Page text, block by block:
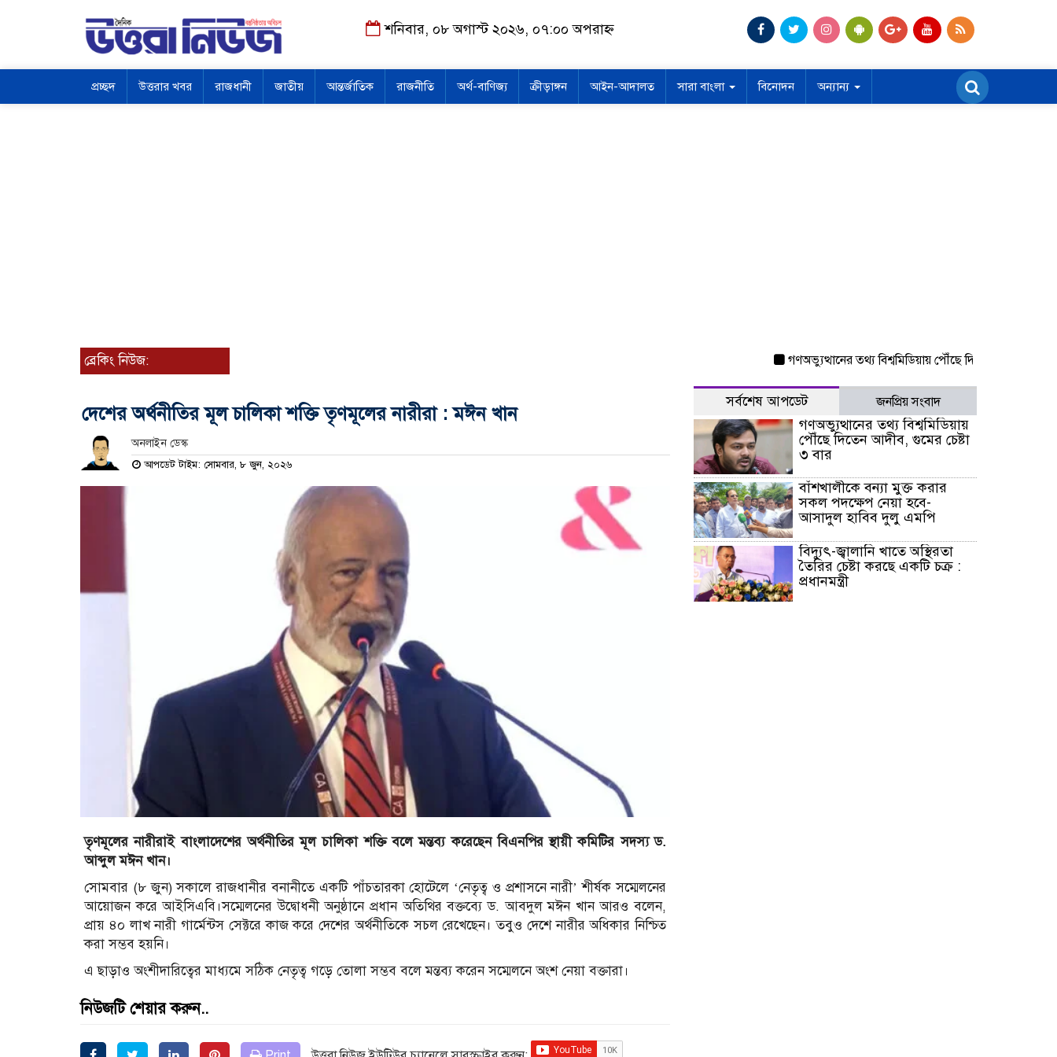
শনিবার, ০৮ অগাস্ট ২০২৬, ০৭:০০ অপরাহ্ন
প্রচ্ছদ উত্তরার খবর রাজধানী জাতীয় আন্তর্জাতিক রাজনীতি অর্থ-বাণিজ্য ক্রীড়াঙ্গন আইন-আদালত সারা বাংলা বিনোদন অন্যান্য
ব্রেকিং নিউজ: গণঅভ্যুত্থানের তথ্য বিশ্বমিডিয়ায় পৌঁছে দিতেন আদীব, গুমের
দেশের অর্থনীতির মূল চালিকা শক্তি তৃণমূলের নারীরা : মঈন খান
অনলাইন ডেস্ক
আপডেট টাইম: সোমবার, ৮ জুন, ২০২৬
তৃণমূলের নারীরাই বাংলাদেশের অর্থনীতির মূল চালিকা শক্তি বলে মন্তব্য করেছেন বিএনপির স্থায়ী কমিটির সদস্য ড.
আব্দুল মঈন খান।
সোমবার (৮ জুন) সকালে রাজধানীর বনানীতে একটি পাঁচতারকা হোটেলে ‘নেতৃত্ব ও প্রশাসনে নারী’ শীর্ষক সম্মেলনের
আয়োজন করে আইসিএবি।সম্মেলনের উদ্বোধনী অনুষ্ঠানে প্রধান অতিথির বক্তব্যে ড. আবদুল মঈন খান আরও বলেন,
প্রায় ৪০ লাখ নারী গার্মেন্টস সেক্টরে কাজ করে দেশের অর্থনীতিকে সচল রেখেছেন। তবুও দেশে নারীর অধিকার নিশ্চিত
করা সম্ভব হয়নি।
এ ছাড়াও অংশীদারিত্বের মাধ্যমে সঠিক নেতৃত্ব গড়ে তোলা সম্ভব বলে মন্তব্য করেন সম্মেলনে অংশ নেয়া বক্তারা।
নিউজটি শেয়ার করুন..
সর্বশেষ আপডেট জনপ্রিয় সংবাদ
গণঅভ্যুত্থানের তথ্য বিশ্বমিডিয়ায়
পৌঁছে দিতেন আদীব, গুমের চেষ্টা
৩ বার
বাঁশখালীকে বন্যা মুক্ত করার
সকল পদক্ষেপ নেয়া হবে-
আসাদুল হাবিব দুলু এমপি
বিদ্যুৎ-জ্বালানি খাতে অস্থিরতা
তৈরির চেষ্টা করছে একটি চক্র :
প্রধানমন্ত্রী